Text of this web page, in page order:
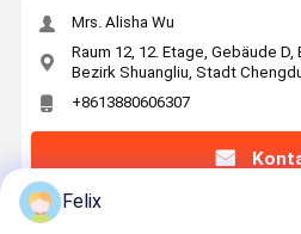
Mrs. Alisha Wu
Raum 12, 12. Etage, Gebäude D,
Bezirk Shuangliu, Stadt
+8613880606307
Felix